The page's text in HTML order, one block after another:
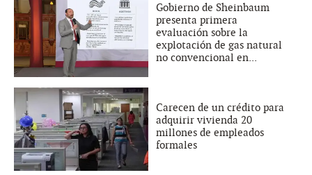
Gobierno de Sheinbaum
presenta primera
evaluación sobre la
explotación de gas natural
no convencional en...
Carecen de un crédito para
adquirir vivienda 20
millones de empleados
formales